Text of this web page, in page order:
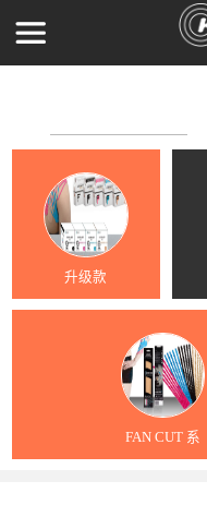
升级款
FAN CUT 系